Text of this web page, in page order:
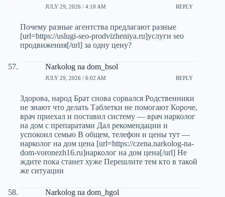
JULY 29, 2026 / 4:18 AM REPLY
Почему разные агентства предлагают разные
[url=https://uslugi-seo-prodvizheniya.ru]услуги seo
продвижения[/url] за одну цену?
Narkolog na dom_bsol
JULY 29, 2026 / 6:02 AM REPLY
Здорова, народ Брат снова сорвался Родственники
не знают что делать Таблетки не помогают Короче,
врач приехал и поставил систему — врач нарколог
на дом с препаратами Дал рекомендации и
успокоил семью В общем, телефон и цены тут —
нарколог на дом цена [url=https://czena.narkolog-na-
dom-voronezh16.ru]нарколог на дом цена[/url] Не
ждите пока станет хуже Перешлите тем кто в такой
же ситуации
Narkolog na dom_hgol